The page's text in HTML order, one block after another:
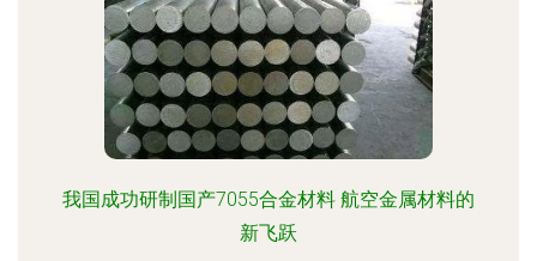
我国成功研制国产7055合金材料 航空金属材料的
新飞跃